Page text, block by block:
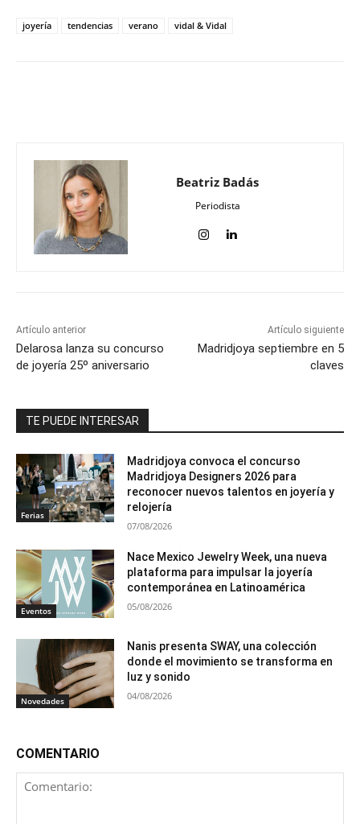
joyería tendencias verano vidal & Vidal
Beatriz Badás
Periodista
Artículo anterior
Delarosa lanza su concurso
de joyería 25º aniversario
Artículo siguiente
Madridjoya septiembre en 5
claves
TE PUEDE INTERESAR
Ferias
Madridjoya convoca el concurso
Madridjoya Designers 2026 para
reconocer nuevos talentos en joyería y
relojería
07/08/2026
Eventos
Nace Mexico Jewelry Week, una nueva
plataforma para impulsar la joyería
contemporánea en Latinoamérica
05/08/2026
Novedades
Nanis presenta SWAY, una colección
donde el movimiento se transforma en
luz y sonido
04/08/2026
COMENTARIO